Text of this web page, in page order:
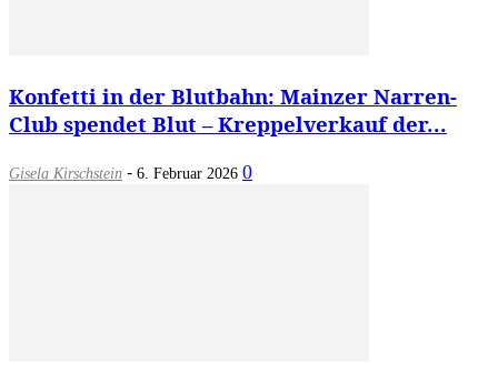
Konfetti in der Blutbahn: Mainzer Narren-
Club spendet Blut – Kreppelverkauf der...
Gisela Kirschstein - 6. Februar 2026 0